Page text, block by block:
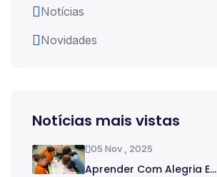
Notícias
Novidades
Notícias mais vistas
05 Nov , 2025
Aprender Com Alegria E...